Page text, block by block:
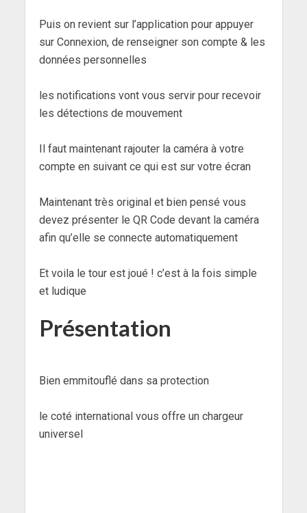
Puis on revient sur l’application pour appuyer
sur Connexion, de renseigner son compte & les
données personnelles
les notifications vont vous servir pour recevoir
les détections de mouvement
Il faut maintenant rajouter la caméra à votre
compte en suivant ce qui est sur votre écran
Maintenant très original et bien pensé vous
devez présenter le QR Code devant la caméra
afin qu’elle se connecte automatiquement
Et voila le tour est joué ! c’est à la fois simple
et ludique
Présentation
Bien emmitouflé dans sa protection
le coté international vous offre un chargeur
universel